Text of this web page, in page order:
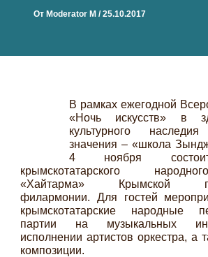
От Moderator M /25.10.2017
В рамках ежегодной
«Ночь искусств» в
культурного
значения – «школа
4 ноября
крымскотатарского
«Хайтарма» Крымской
филармонии. Для гостей
крымскотатарские народные
партии на музыкальных
исполнении артистов оркестра, а
композиции.